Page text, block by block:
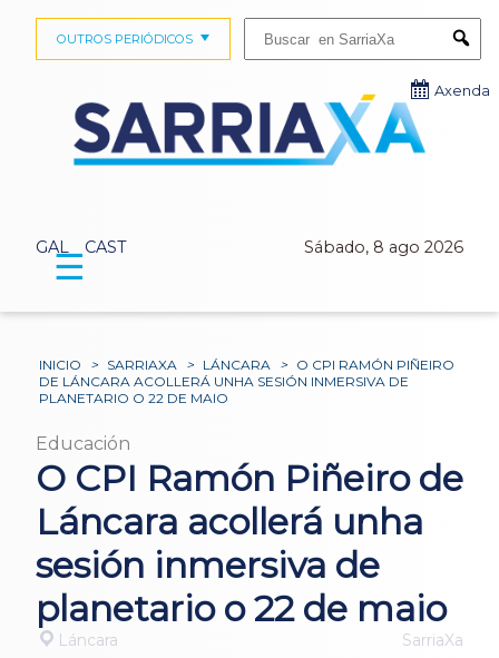
GAL CAST Sábado, 8 ago 2026
OUTROS PERIÓDICOS
Axenda
☰
INICIO > SARRIAXA > LÁNCARA > O CPI RAMÓN PIÑEIRO
DE LÁNCARA ACOLLERÁ UNHA SESIÓN INMERSIVA DE
PLANETARIO O 22 DE MAIO
Educación
O CPI Ramón Piñeiro de
Láncara acollerá unha
sesión inmersiva de
planetario o 22 de maio
Láncara SarriaXa